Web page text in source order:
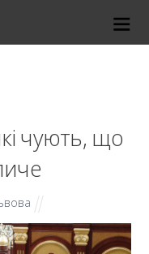
чують, що